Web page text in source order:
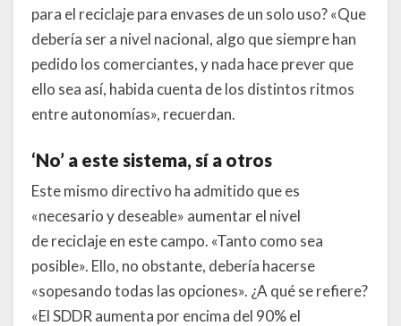
para el reciclaje para envases de un solo uso? «Que
debería ser a nivel nacional, algo que siempre han
pedido los comerciantes, y nada hace prever que
ello sea así, habida cuenta de los distintos ritmos
entre autonomías», recuerdan.
‘No’ a este sistema, sí a otros
Este mismo directivo ha admitido que es
«necesario y deseable» aumentar el nivel
de reciclaje en este campo. «Tanto como sea
posible». Ello, no obstante, debería hacerse
«sopesando todas las opciones». ¿A qué se refiere?
«El SDDR aumenta por encima del 90% el